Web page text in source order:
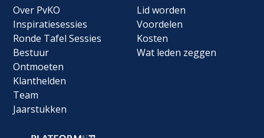
Over PvKO
Inspiratiesessies
Ronde Tafel Sessies
Bestuur
Ontmoeten
Klanthelden
Team
Jaarstukken
Lid worden
Voordelen
Kosten
Wat leden zeggen